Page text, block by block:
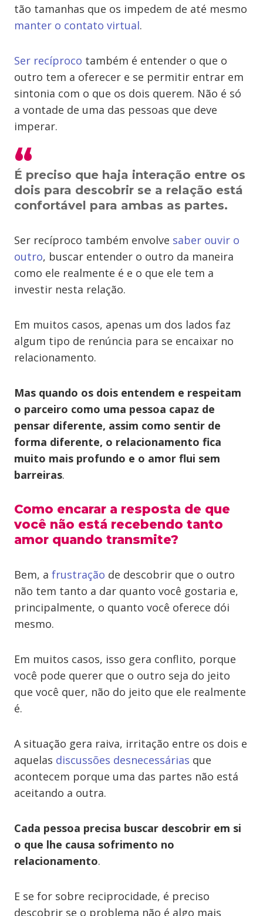
tão tamanhas que os impedem de até mesmo
manter o contato virtual.
Ser recíproco também é entender o que o
outro tem a oferecer e se permitir entrar em
sintonia com o que os dois querem. Não é só
a vontade de uma das pessoas que deve
imperar.
É preciso que haja interação entre os
dois para descobrir se a relação está
confortável para ambas as partes.
Ser recíproco também envolve saber ouvir o
outro, buscar entender o outro da maneira
como ele realmente é e o que ele tem a
investir nesta relação.
Em muitos casos, apenas um dos lados faz
algum tipo de renúncia para se encaixar no
relacionamento.
Mas quando os dois entendem e respeitam
o parceiro como uma pessoa capaz de
pensar diferente, assim como sentir de
forma diferente, o relacionamento fica
muito mais profundo e o amor flui sem
barreiras.
Como encarar a resposta de que
você não está recebendo tanto
amor quando transmite?
Bem, a frustração de descobrir que o outro
não tem tanto a dar quanto você gostaria e,
principalmente, o quanto você oferece dói
mesmo.
Em muitos casos, isso gera conflito, porque
você pode querer que o outro seja do jeito
que você quer, não do jeito que ele realmente
é.
A situação gera raiva, irritação entre os dois e
aquelas discussões desnecessárias que
acontecem porque uma das partes não está
aceitando a outra.
Cada pessoa precisa buscar descobrir em si
o que lhe causa sofrimento no
relacionamento.
E se for sobre reciprocidade, é preciso
descobrir se o problema não é algo mais